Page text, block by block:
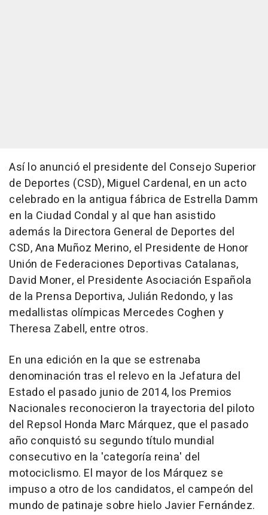
Así lo anunció el presidente del Consejo Superior
de Deportes (CSD), Miguel Cardenal, en un acto
celebrado en la antigua fábrica de Estrella Damm
en la Ciudad Condal y al que han asistido
además la Directora General de Deportes del
CSD, Ana Muñoz Merino, el Presidente de Honor
Unión de Federaciones Deportivas Catalanas,
David Moner, el Presidente Asociación Española
de la Prensa Deportiva, Julián Redondo, y las
medallistas olímpicas Mercedes Coghen y
Theresa Zabell, entre otros.
En una edición en la que se estrenaba
denominación tras el relevo en la Jefatura del
Estado el pasado junio de 2014, los Premios
Nacionales reconocieron la trayectoria del piloto
del Repsol Honda Marc Márquez, que el pasado
año conquistó su segundo título mundial
consecutivo en la 'categoría reina' del
motociclismo. El mayor de los Márquez se
impuso a otro de los candidatos, el campeón del
mundo de patinaje sobre hielo Javier Fernández.